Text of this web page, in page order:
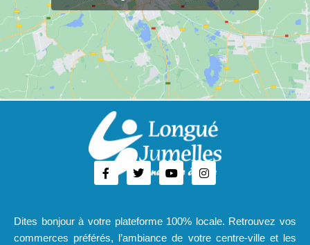
Dites bonjour à votre plateforme 100% locale. Retrouvez vos
commerces préférés, l’ambiance de votre centre-ville et les